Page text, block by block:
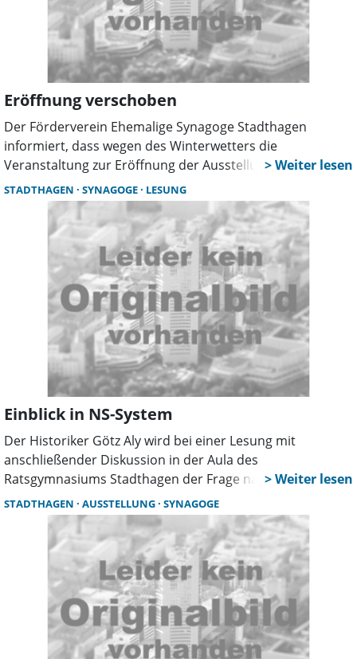
Eröffnung verschoben
Der Förderverein Ehemalige Synagoge Stadthagen
informiert, dass wegen des Winterwetters die
Veranstaltung zur Eröffnung der Ausstellungen „… auf
deutschem Boden für die ganze Welt. Niedersachsen im
Nationalsozialismus” und „entrechtet – vertrieben –
ermordet. Verfolgte des Nationalsozialismus in
Schaumburg” verlegt wird. Die Ausstellungen stehen
jedoch für Schulklassen und Besucher offen.
STADTHAGEN SYNAGOGE LESUNG
Einblick in NS-System
Der Historiker Götz Aly wird bei einer Lesung mit
anschließender Diskussion in der Aula des
Ratsgymnasiums Stadthagen der Frage nachgehen, wie
NS-Herrschaft, Vernichtungskrieg und Holocaust möglich
werden konnten. Aly stellt am Donnerstag, dem 15.
Januar, ab 19.30 sein neuestes Buch „Wie konnte das
geschehen? Deutschland 1933 bis 1945“ in der Kreisstadt
STADTHAGEN AUSSTELLUNG SYNAGOGE